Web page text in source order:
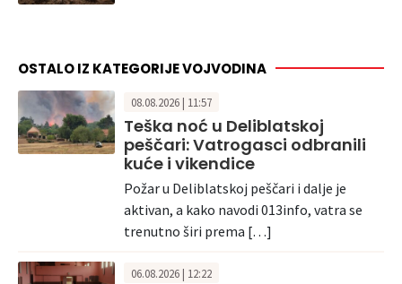
OSTALO IZ KATEGORIJE VOJVODINA
08.08.2026 | 11:57
Teška noć u Deliblatskoj
peščari: Vatrogasci odbranili
kuće i vikendice
Požar u Deliblatskoj peščari i dalje je
aktivan, a kako navodi 013info, vatra se
trenutno širi prema […]
06.08.2026 | 12:22